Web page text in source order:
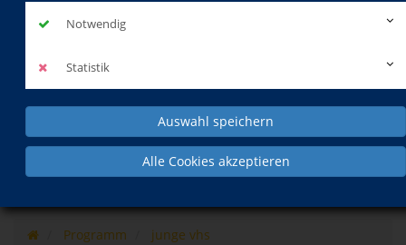
Notwendig
Statistik
Auswahl speichern
Alle Cookies akzeptieren
Programm junge vhs